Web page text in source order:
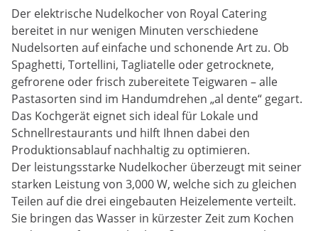
Der elektrische Nudelkocher von Royal Catering
bereitet in nur wenigen Minuten verschiedene
Nudelsorten auf einfache und schonende Art zu. Ob
Spaghetti, Tortellini, Tagliatelle oder getrocknete,
gefrorene oder frisch zubereitete Teigwaren – alle
Pastasorten sind im Handumdrehen „al dente“ gegart.
Das Kochgerät eignet sich ideal für Lokale und
Schnellrestaurants und hilft Ihnen dabei den
Produktionsablauf nachhaltig zu optimieren.
Der leistungsstarke Nudelkocher überzeugt mit seiner
starken Leistung von 3,000 W, welche sich zu gleichen
Teilen auf die drei eingebauten Heizelemente verteilt.
Sie bringen das Wasser in kürzester Zeit zum Kochen